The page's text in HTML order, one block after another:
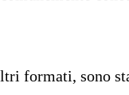
formati, sono